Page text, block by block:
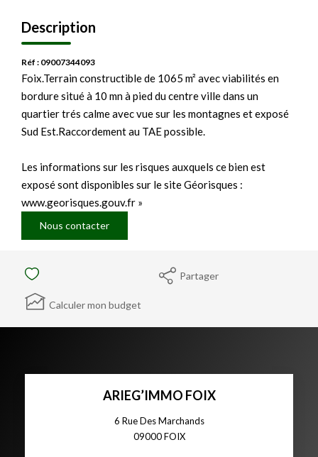
Description
Réf : 09007344093
Foix.Terrain constructible de 1065 m² avec viabilités en
bordure situé à 10 mn à pied du centre ville dans un
quartier trés calme avec vue sur les montagnes et exposé
Sud Est.Raccordement au TAE possible.
Les informations sur les risques auxquels ce bien est
exposé sont disponibles sur le site Géorisques :
www.georisques.gouv.fr »
Nous contacter
Partager
Calculer mon budget
ARIEG’IMMO FOIX
6 Rue Des Marchands
09000FOIX